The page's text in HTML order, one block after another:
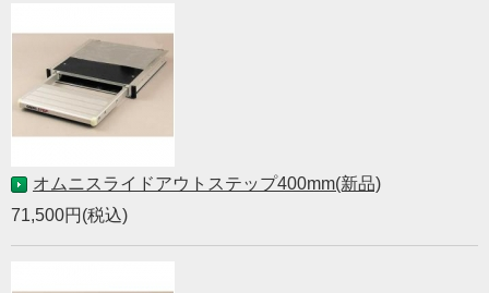
オムニスライドアウトステップ400mm(新品)
71,500円(税込)